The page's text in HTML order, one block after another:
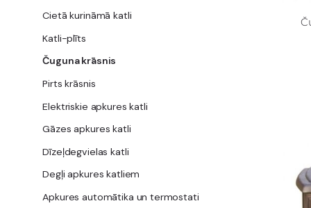
Cietā kurināmā katli
Katli-plīts
Čuguna krāsnis
Pirts krāsnis
Elektriskie apkures katli
Gāzes apkures katli
Dīzeļdegvielas katli
Degļi apkures katliem
Apkures automātika un termostati